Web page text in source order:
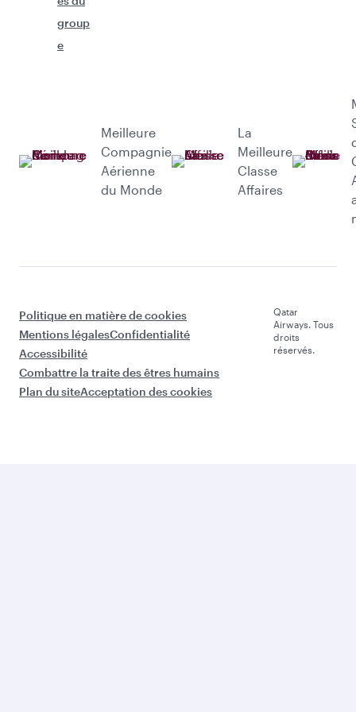
group
e
Meilleure
Compagnie
Aérienne
du Monde
La
Meilleure
Classe
Affaires
Politique en matière de cookies
Mentions légalesConfidentialité
Accessibilité
Combattre la traite des êtres humains
Plan du siteAcceptation des cookies
Qatar
Airways. Tous
droits
réservés.